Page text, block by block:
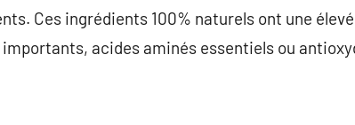
Ces ingrédients 100% naturels ont une
acides aminés essentiels ou